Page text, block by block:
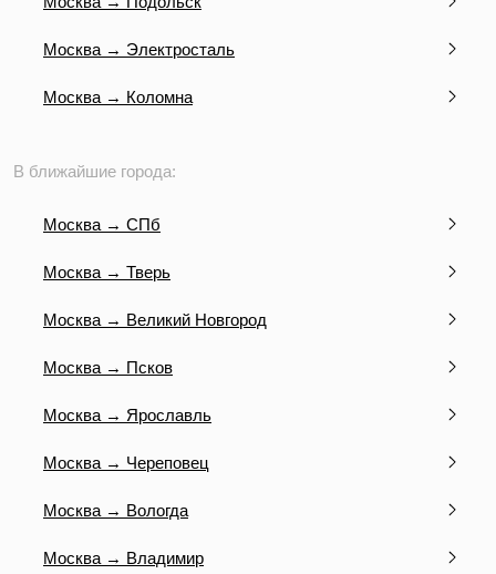
Москва → Электросталь
Москва → Коломна
В ближайшие города:
Москва → СПб
Москва → Тверь
Москва → Великий Новгород
Москва → Псков
Москва → Ярославль
Москва → Череповец
Москва → Вологда
Москва → Владимир